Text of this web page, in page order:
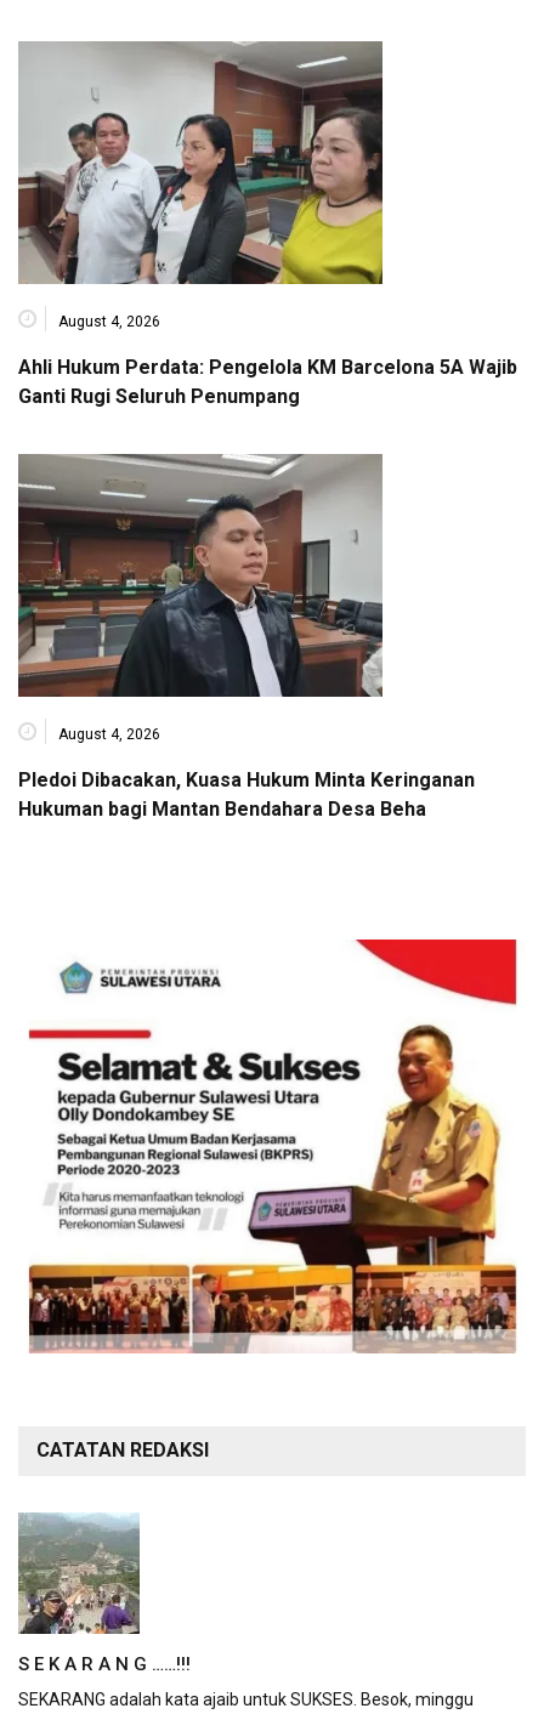
August 4, 2026
Ahli Hukum Perdata: Pengelola KM Barcelona 5A Wajib
Ganti Rugi Seluruh Penumpang
August 4, 2026
Pledoi Dibacakan, Kuasa Hukum Minta Keringanan
Hukuman bagi Mantan Bendahara Desa Beha
CATATAN REDAKSI
S E K A R A N G ……!!!
SEKARANG adalah kata ajaib untuk SUKSES. Besok, minggu